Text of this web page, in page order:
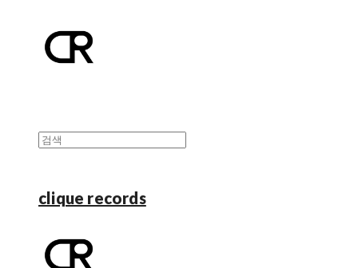
clique records